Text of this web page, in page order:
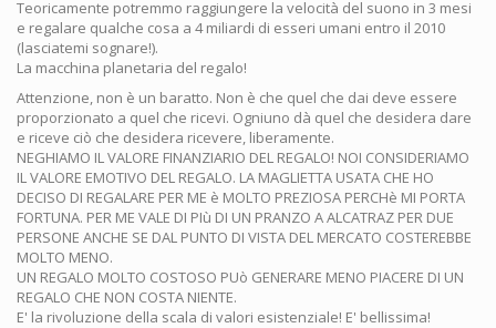
Teoricamente potremmo raggiungere la velocità del suono in 3 mesi
e regalare qualche cosa a 4 miliardi di esseri umani entro il 2010
(lasciatemi sognare!).
La macchina planetaria del regalo!
Attenzione, non è un baratto. Non è che quel che dai deve essere
proporzionato a quel che ricevi. Ogniuno dà quel che desidera dare
e riceve ciò che desidera ricevere, liberamente.
NEGHIAMO IL VALORE FINANZIARIO DEL REGALO! NOI CONSIDERIAMO
IL VALORE EMOTIVO DEL REGALO. LA MAGLIETTA USATA CHE HO
DECISO DI REGALARE PER ME è MOLTO PREZIOSA PERCHè MI PORTA
FORTUNA. PER ME VALE DI PIù DI UN PRANZO A ALCATRAZ PER DUE
PERSONE ANCHE SE DAL PUNTO DI VISTA DEL MERCATO COSTEREBBE
MOLTO MENO.
UN REGALO MOLTO COSTOSO PUò GENERARE MENO PIACERE DI UN
REGALO CHE NON COSTA NIENTE.
E' la rivoluzione della scala di valori esistenziale! E' bellissima!